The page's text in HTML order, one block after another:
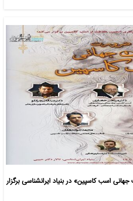
اسب کاسپین» در بنیاد ایرانشناسی برگزار